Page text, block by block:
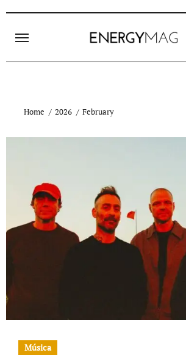
content
Home 2026 February
Música